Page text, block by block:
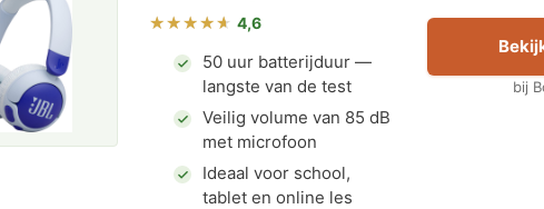
4,6
50 uur batterijduur —
langste van de test
Veilig volume van 85 dB
met microfoon
Ideaal voor school,
tablet en online les
bij